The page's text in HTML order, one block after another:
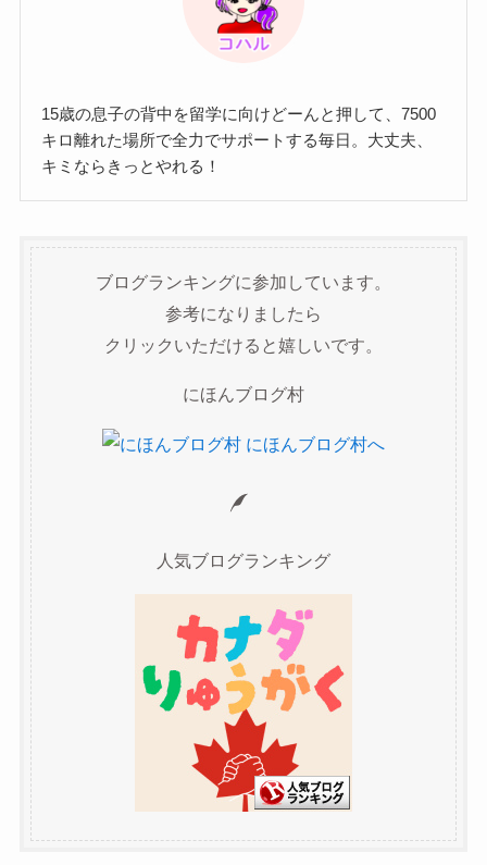
15歳の息子の背中を留学に向けどーんと押して、7500
キロ離れた場所で全力でサポートする毎日。大丈夫、
キミならきっとやれる！
ブログランキングに参加しています。
参考になりましたら
クリックいただけると嬉しいです。
にほんブログ村
人気ブログランキング